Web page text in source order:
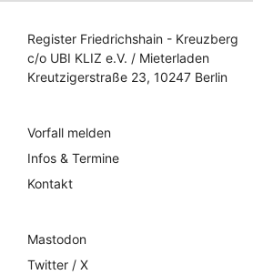
Register Friedrichshain - Kreuzberg
c/o UBI KLIZ e.V. / Mieterladen
Kreutzigerstraße 23, 10247 Berlin
Vorfall melden
Infos & Termine
Kontakt
Mastodon
Twitter / X